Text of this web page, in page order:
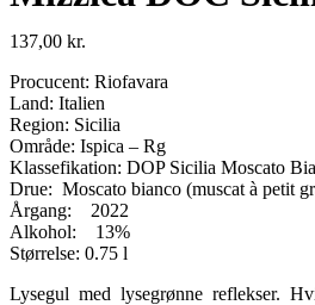
137,00 kr.
Procucent: Riofavara
Land: Italien
Region: Sicilia
Område: Ispica – Rg
Klassefikation: DOP Sicilia Moscato
Drue: Moscato bianco (muscat à petit
Årgang: 2022
Alkohol: 13%
Størrelse: 0.75 l
Lysegul med lysegrønne reflekser.